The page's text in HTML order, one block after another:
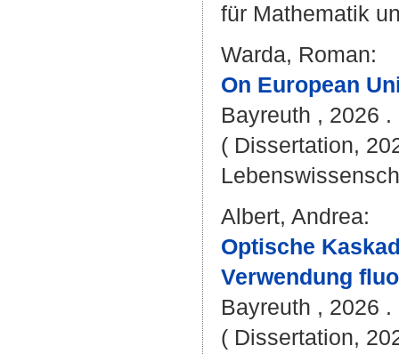
für Mathematik
Warda, Roman:
On European
Bayreuth , 2026
( Dissertation,
Albert, Andrea:
Optische
Verwendung
Bayreuth , 2026
( Dissertation,